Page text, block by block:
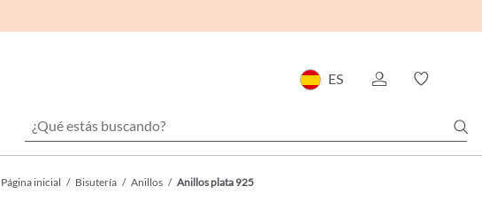
ES
Página inicial / Bisutería / Anillos / Anillos plata 925